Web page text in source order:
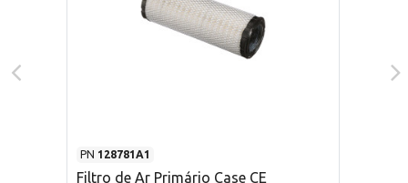
PN 128781A1
Filtro de Ar Primário Case CE